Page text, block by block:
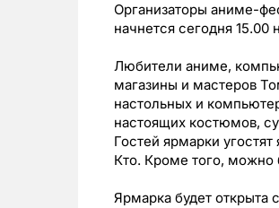
Организаторы аниме-
начнется сегодня
Любители аниме,
магазины и мастеров
настольных и
настоящих костюмов,
Гостей ярмарки
Кто. Кроме того, можно
Ярмарка будет открыта